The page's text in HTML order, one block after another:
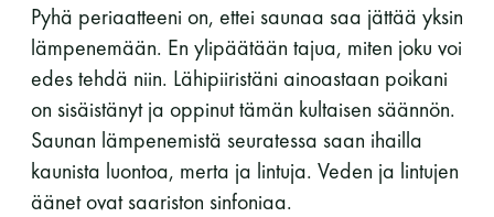
Pyhä periaatteeni on, ettei saunaa saa jättää yksin
lämpenemään. En ylipäätään tajua, miten joku voi
edes tehdä niin. Lähipiiristäni ainoastaan poikani
on sisäistänyt ja oppinut tämän kultaisen säännön.
Saunan lämpenemistä seuratessa saan ihailla
kaunista luontoa, merta ja lintuja. Veden ja lintujen
äänet ovat saariston sinfoniaa.